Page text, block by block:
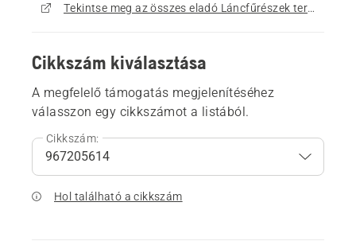
Tekintse meg az összes eladó Láncfűrészek terméket
Cikkszám kiválasztása
A megfelelő támogatás megjelenítéséhez
válasszon egy cikkszámot a listából.
Cikkszám:
Hol található a cikkszám